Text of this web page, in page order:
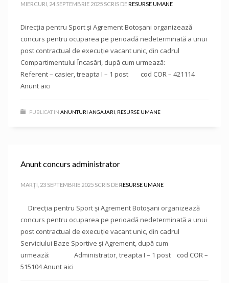
MIERCURI, 24 SEPTEMBRIE 2025 SCRIS DERESURSE UMANE
Direcţia pentru Sport și Agrement Botoşani organizează
concurs pentru ocuparea pe perioadă nedeterminată a unui
post contractual de execuție vacant unic, din cadrul
Compartimentului Încasări, după cum urmează:
Referent – casier, treapta I – 1 post cod COR – 421114
Anunt aici
PUBLICAT IN ANUNTURI ANGAJARI RESURSE UMANE
Anunt concurs administrator
MARȚI, 23 SEPTEMBRIE 2025 SCRIS DERESURSE UMANE
Direcţia pentru Sport și Agrement Botoşani organizează
concurs pentru ocuparea pe perioadă nedeterminată a unui
post contractual de execuție vacant unic, din cadrul
Serviciului Baze Sportive și Agrement, după cum
urmează: Administrator, treapta I – 1 post cod COR –
515104 Anunt aici